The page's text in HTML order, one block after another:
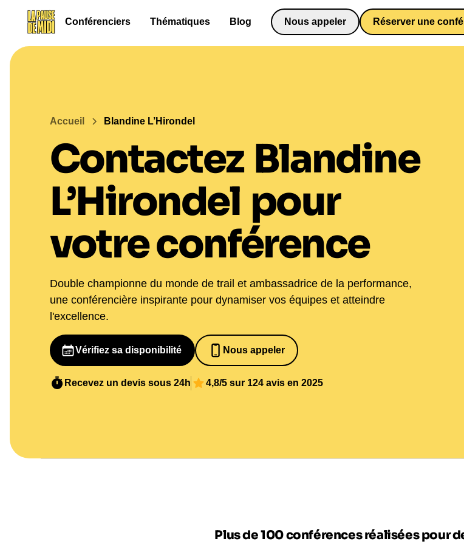
Conférenciers Thématiques Blog
Nous appeler
0652698481
Réserver une
Accueil Blandine L’Hirondel
Contactez Blandine
L’Hirondel pour
votre conférence
Double championne du monde de trail et ambassadrice de la performance,
une conférencière inspirante pour dynamiser vos équipes et atteindre
l'excellence.
Vérifiez sa disponibilité
Nous appeler
0652698481
Recevez un devis sous 24h
4,8/5 sur 124 avis en 2025
Plus de 100 conférences réalisées pour